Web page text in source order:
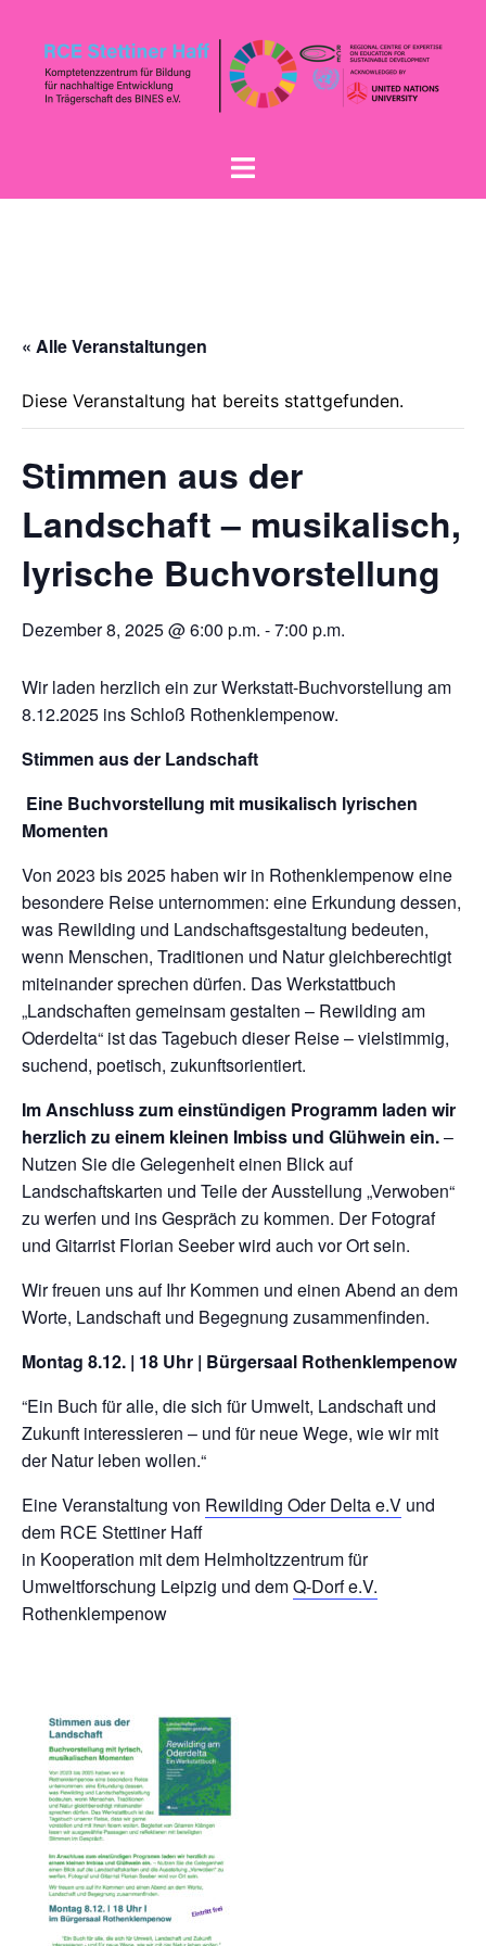
« Alle Veranstaltungen
Diese Veranstaltung hat bereits stattgefunden.
Stimmen aus der
Landschaft – musikalisch,
lyrische Buchvorstellung
Dezember 8, 2025 @ 6:00 p.m. -7:00 p.m.
Wir laden herzlich ein zur Werkstatt-Buchvorstellung am
8.12.2025 ins Schloß Rothenklempenow.
Stimmen aus der Landschaft
Eine Buchvorstellung mit musikalisch lyrischen
Momenten
Von 2023 bis 2025 haben wir in Rothenklempenow eine
besondere Reise unternommen: eine Erkundung dessen,
was Rewilding und Landschaftsgestaltung bedeuten,
wenn Menschen, Traditionen und Natur gleichberechtigt
miteinander sprechen dürfen. Das Werkstattbuch
„Landschaften gemeinsam gestalten – Rewilding am
Oderdelta“ ist das Tagebuch dieser Reise – vielstimmig,
suchend, poetisch, zukunftsorientiert.
Im Anschluss zum einstündigen Programm laden wir
herzlich zu einem kleinen Imbiss und Glühwein ein.–
Nutzen Sie die Gelegenheit einen Blick auf
Landschaftskarten und Teile der Ausstellung „Verwoben“
zu werfen und ins Gespräch zu kommen. Der Fotograf
und Gitarrist Florian Seeber wird auch vor Ort sein.
Wir freuen uns auf Ihr Kommen und einen Abend an dem
Worte, Landschaft und Begegnung zusammenfinden.
Montag 8.12. | 18 Uhr | Bürgersaal Rothenklempenow
“Ein Buch für alle, die sich für Umwelt, Landschaft und
Zukunft interessieren – und für neue Wege, wie wir mit
der Natur leben wollen.“
Eine Veranstaltung von Rewilding Oder Delta e.V und
dem RCE Stettiner Haff
in Kooperation mit dem Helmholtzzentrum für
Umweltforschung Leipzig und demQ-Dorf e.V.
Rothenklempenow